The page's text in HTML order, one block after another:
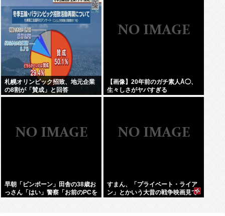
札幌オリンピック招致、地元企業
の8割が「賛成」と回答
【画像】20年前のガチ素人Å◯、
生々しさがヤバすぎる
早朝「ピンポーン」田舎の38歳お
っさん「はい」警察「お前のPCを
すまん、「プライベート・ライア
ン」とかいう大昔の戦争映画見て